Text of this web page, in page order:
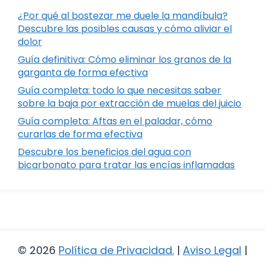
¿Por qué al bostezar me duele la mandíbula?
Descubre las posibles causas y cómo aliviar el
dolor
Guía definitiva: Cómo eliminar los granos de la
garganta de forma efectiva
Guía completa: todo lo que necesitas saber
sobre la baja por extracción de muelas del juicio
Guía completa: Aftas en el paladar, cómo
curarlas de forma efectiva
Descubre los beneficios del agua con
bicarbonato para tratar las encías inflamadas
© 2026 Política de Privacidad. | Aviso Legal |